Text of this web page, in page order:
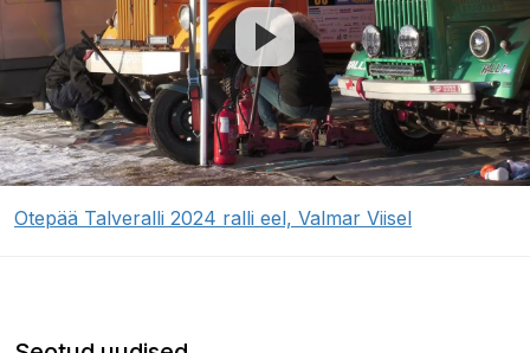
Otepää Talveralli 2024 ralli eel, Valmar Viisel